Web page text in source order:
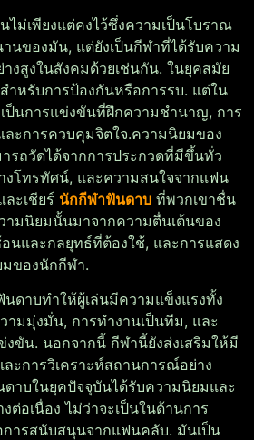
ม่เพียงแต่คงไว้ซึ่งความเป็นโบราณ
นของมัน, แต่ยังเป็นกีฬาที่ได้รับความ
งสูงในสังคมด้วยเช่นกัน. ในยุคสมัย
ำหรับการป้องกันหรือการรบ. แต่ใน
ป็นการแข่งขันที่ฝึกความชำนาญ, การ
ละการควบคุมจิตใจ.ความนิยมของ
รถวัดได้จากการประกวดที่มีขึ้นทั่ว
งโทรทัศน์, และความสนใจจากแฟน
ะเชียร์ นักกีฬาฟันดาบ ที่พวกเขาชื่น
ามนิยมนั้นมาจากความตื่นเต้นของ
นและกลยุทธ์ที่ต้องใช้, และการแสดง
มของนักกีฬา.
ดาบทำให้ผู้เล่นมีความแข็งแรงทั้ง
ามมุ่งมั่น, การทำงานเป็นทีม, และ
ขัน. นอกจากนี้ กีฬานี้ยังส่งเสริมให้มี
ะการวิเคราะห์สถานการณ์อย่าง
าบในยุคปัจจุบันได้รับความนิยมและ
อเนื่อง ไม่ว่าจะเป็นในด้านการ
ารสนับสนุนจากแฟนคลับ. มันเป็น